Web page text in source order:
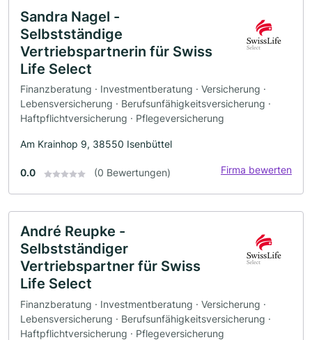
Sandra Nagel -
Selbstständige
Vertriebspartnerin für Swiss
Life Select
Finanzberatung · Investmentberatung · Versicherung ·
Lebensversicherung · Berufsunfähigkeitsversicherung ·
Haftpflichtversicherung · Pflegeversicherung
Am Krainhop 9, 38550 Isenbüttel
0.0 (0 Bewertungen) Firma bewerten
André Reupke -
Selbstständiger
Vertriebspartner für Swiss
Life Select
Finanzberatung · Investmentberatung · Versicherung ·
Lebensversicherung · Berufsunfähigkeitsversicherung ·
Haftpflichtversicherung · Pflegeversicherung